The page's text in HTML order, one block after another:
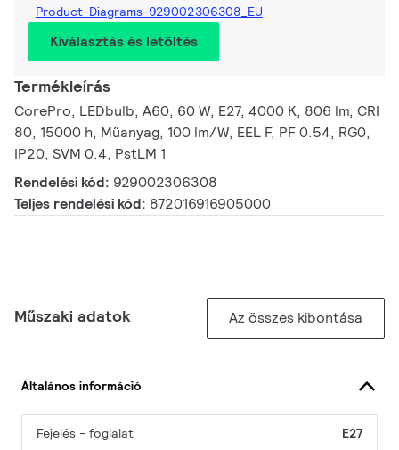
Product-Diagrams-929002306308_EU
Kiválasztás és letöltés
Termékleírás
CorePro, LEDbulb, A60, 60 W, E27, 4000 K, 806 lm, CRI
80, 15000 h, Műanyag, 100 lm/W, EEL F, PF 0.54, RG0,
IP20, SVM 0.4, PstLM 1
Rendelési kód: 929002306308
Teljes rendelési kód: 872016916905000
Műszaki adatok Az összes kibontása
Általános információ
Fejelés - foglalat E27